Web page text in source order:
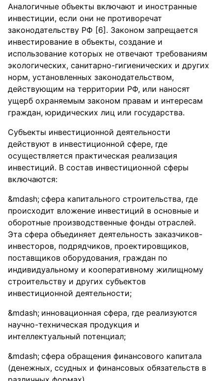
Аналогичные объекты включают и иностранные
инвестиции, если они не противоречат
законодательству РФ [6]. Законом запрещается
инвестирование в объекты, создание и
использование которых не отвечают требованиям
экологических, санитарно-гигиенических и других
норм, установленных законодательством,
действующим на территории РФ, или наносят
ущерб охраняемым законом правам и интересам
граждан, юридических лиц или государства.
Субъекты инвестиционной деятельности
действуют в инвестиционной сфере, где
осуществляется практическая реализация
инвестиций. В состав инвестиционной сферы
включаются:
сфера капитального строительства, где
происходит вложение инвестиций в основные и
оборотные производственные фонды отраслей.
Эта сфера объединяет деятельность заказчиков-
инвесторов, подрядчиков, проектировщиков,
поставщиков оборудования, граждан по
индивидуальному и кооперативному жилищному
строительству и других субъектов
инвестиционной деятельности;
инновационная сфера, где реализуются
научно-техническая продукция и
интеллектуальный потенциал;
сфера обращения финансового капитала
(денежных, ссудных и финансовых обязательств в